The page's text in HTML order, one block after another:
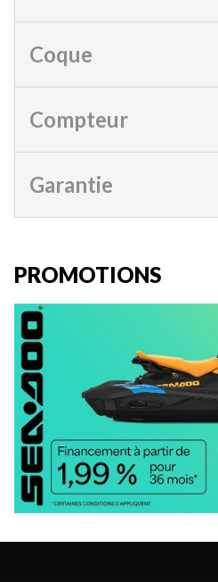
Coque
Compteur
Garantie
PROMOTIONS